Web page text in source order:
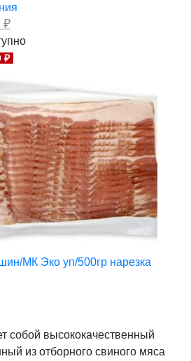
₽Текущая
цена:
842,00 ₽.
₽
МК Эко уп/500гр нарезка
Текущая
цена:
360,00 ₽.
собой высококачественный
из отборного свиного мяса